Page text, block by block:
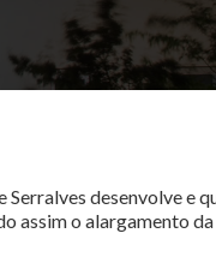
desenvolve e
assim o alargamento da